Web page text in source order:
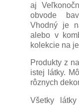
aj
obvode
Vhodný je
alebo v
kolekcie na
Produkty z
istej látky.
rôznych
Všetky